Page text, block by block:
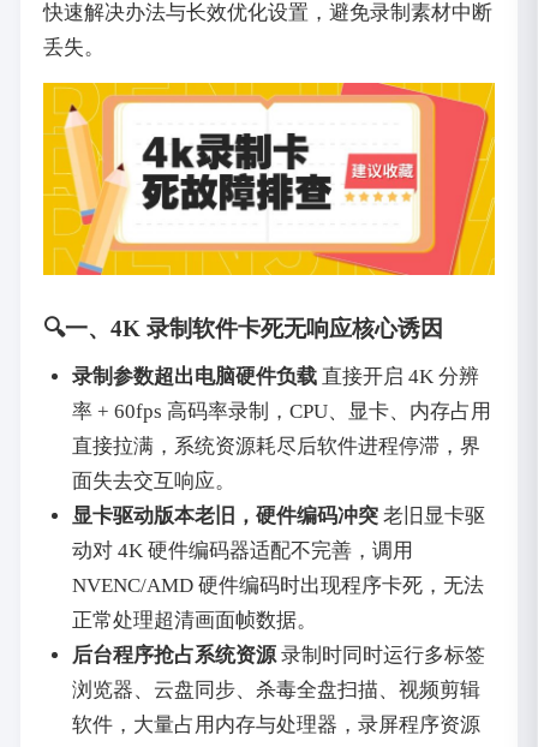
快速解决办法与长效优化设置，避免录制素材中断
丢失。
🔍一、4K 录制软件卡死无响应核心诱因
录制参数超出电脑硬件负载直接开启 4K 分辨
率 + 60fps 高码率录制，CPU、显卡、内存占用
直接拉满，系统资源耗尽后软件进程停滞，界
面失去交互响应。
显卡驱动版本老旧，硬件编码冲突老旧显卡驱
动对 4K 硬件编码器适配不完善，调用
NVENC/AMD 硬件编码时出现程序卡死，无法
正常处理超清画面帧数据。
后台程序抢占系统资源录制时同时运行多标签
浏览器、云盘同步、杀毒全盘扫描、视频剪辑
软件，大量占用内存与处理器，录屏程序资源